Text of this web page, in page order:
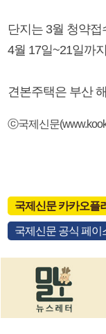
단지는 3월 청약
4월 17일~21일까
견본주택은 부산
ⓒ국제신문
국제신문 카카오플
국제신문 공식 페이